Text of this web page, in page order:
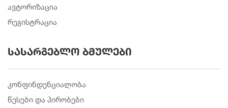
ავტორიზაცია
რეგისტრაცია
სასარგებლო ბმულები
კონფინდენციალობა
წესები და პირობები